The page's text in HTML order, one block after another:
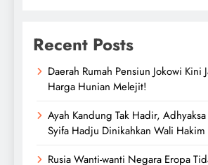
Recent Posts
Daerah Rumah Pensiun Jokowi Kini
Harga Hunian Melejit!
Ayah Kandung Tak Hadir,
Syifa Hadju Dinikahkan Wali Hakim
Rusia Wanti-wanti Negara Eropa